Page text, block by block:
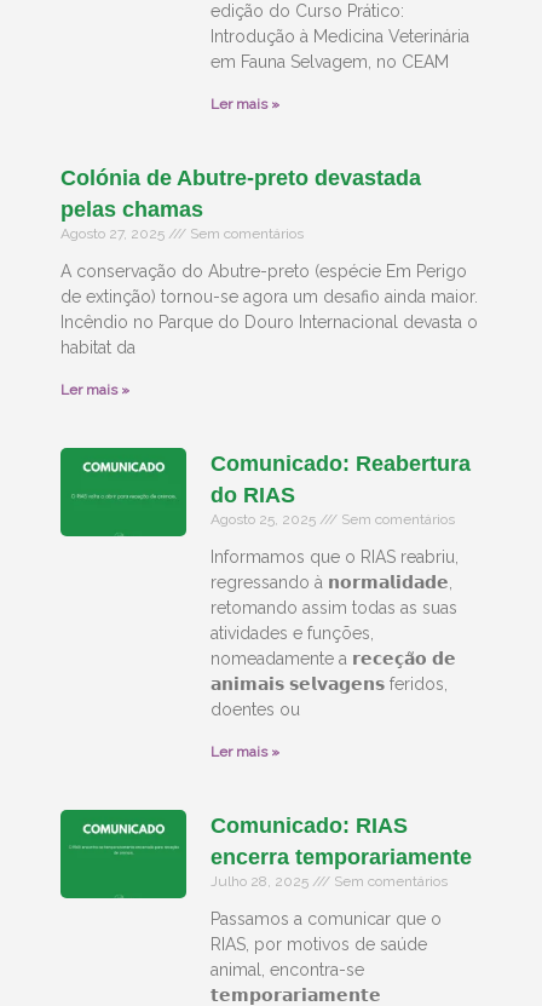
edição do Curso Prático:
Introdução à Medicina Veterinária
em Fauna Selvagem, no CEAM
Ler mais »
Colónia de Abutre-preto devastada
pelas chamas
Agosto 27, 2025 Sem comentários
A conservação do Abutre-preto (espécie Em Perigo
de extinção) tornou-se agora um desafio ainda maior.
Incêndio no Parque do Douro Internacional devasta o
habitat da
Ler mais »
Comunicado: Reabertura
do RIAS
Agosto 25, 2025 Sem comentários
Informamos que o RIAS reabriu,
regressando à 𝗻𝗼𝗿𝗺𝗮𝗹𝗶𝗱𝗮𝗱𝗲,
retomando assim todas as suas
atividades e funções,
nomeadamente a 𝗿𝗲𝗰𝗲𝗰̧𝗮̃𝗼 𝗱𝗲
𝗮𝗻𝗶𝗺𝗮𝗶𝘀 𝘀𝗲𝗹𝘃𝗮𝗴𝗲𝗻𝘀 feridos,
doentes ou
Ler mais »
Comunicado: RIAS
encerra temporariamente
Julho 28, 2025 Sem comentários
Passamos a comunicar que o
RIAS, por motivos de saúde
animal, encontra-se
𝘁𝗲𝗺𝗽𝗼𝗿𝗮𝗿𝗶𝗮𝗺𝗲𝗻𝘁𝗲